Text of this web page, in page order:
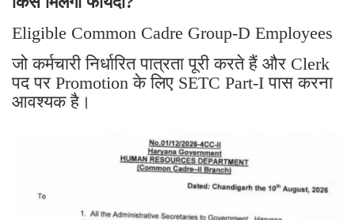
Eligible Common Cadre Group-D Employees
जो कर्मचारी निर्धारित पात्रता पूरी करते हैं और Clerk
पद पर Promotion के लिए SETC Part-I पास करना
आवश्यक है।